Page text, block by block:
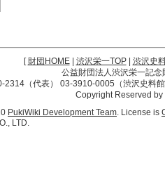
[財団HOME| 渋沢栄一TOP| 渋沢史
公益財団法人渋沢栄一記
2314（代表） 03-3910-0005（渋沢史料
Copyright Reserved
PukiWiki Development Team. License is
LTD.